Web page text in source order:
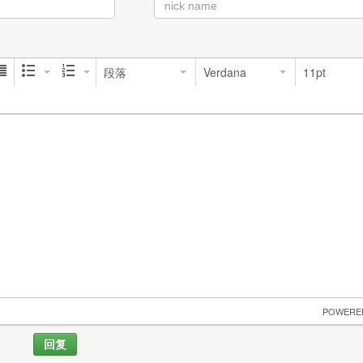
段落 Verdana 11pt
回复